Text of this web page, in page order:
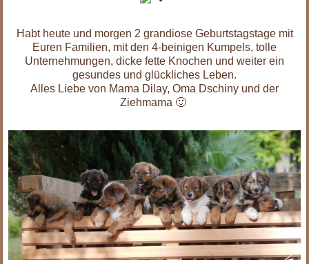
Habt heute und morgen 2 grandiose Geburtstagstage mit
Euren Familien, mit den 4-beinigen Kumpels, tolle
Unternehmungen, dicke fette Knochen und weiter ein
gesundes und glückliches Leben.
Alles Liebe von Mama Dilay, Oma Dschiny und der
Ziehmama 🙂